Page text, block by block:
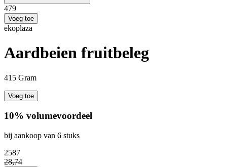
479
Voeg toe
ekoplaza
Aardbeien fruitbeleg
415 Gram
Voeg toe
10% volumevoordeel
bij aankoop van 6 stuks
2587
28,74